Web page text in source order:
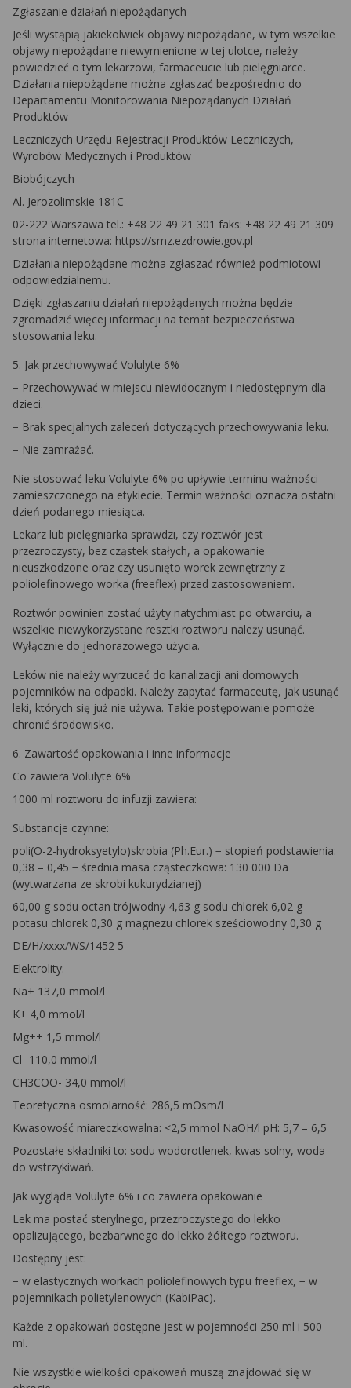
Zgłaszanie działań niepożądanych
Jeśli wystąpią jakiekolwiek objawy niepożądane, w tym wszelkie
objawy niepożądane niewymienione w tej ulotce, należy
powiedzieć o tym lekarzowi, farmaceucie lub pielęgniarce.
Działania niepożądane można zgłaszać bezpośrednio do
Departamentu Monitorowania Niepożądanych Działań
Produktów
Leczniczych Urzędu Rejestracji Produktów Leczniczych,
Wyrobów Medycznych i Produktów
Biobójczych
Al. Jerozolimskie 181C
02-222 Warszawa tel.: +48 22 49 21 301 faks: +48 22 49 21 309
strona internetowa: https://smz.ezdrowie.gov.pl
Działania niepożądane można zgłaszać również podmiotowi
odpowiedzialnemu.
Dzięki zgłaszaniu działań niepożądanych można będzie
zgromadzić więcej informacji na temat bezpieczeństwa
stosowania leku.
5. Jak przechowywać Volulyte 6%
− Przechowywać w miejscu niewidocznym i niedostępnym dla
dzieci.
− Brak specjalnych zaleceń dotyczących przechowywania leku.
− Nie zamrażać.
Nie stosować leku Volulyte 6% po upływie terminu ważności
zamieszczonego na etykiecie. Termin ważności oznacza ostatni
dzień podanego miesiąca.
Lekarz lub pielęgniarka sprawdzi, czy roztwór jest
przezroczysty, bez cząstek stałych, a opakowanie
nieuszkodzone oraz czy usunięto worek zewnętrzny z
poliolefinowego worka (freeflex) przed zastosowaniem.
Roztwór powinien zostać użyty natychmiast po otwarciu, a
wszelkie niewykorzystane resztki roztworu należy usunąć.
Wyłącznie do jednorazowego użycia.
Leków nie należy wyrzucać do kanalizacji ani domowych
pojemników na odpadki. Należy zapytać farmaceutę, jak usunąć
leki, których się już nie używa. Takie postępowanie pomoże
chronić środowisko.
6. Zawartość opakowania i inne informacje
Co zawiera Volulyte 6%
1000 ml roztworu do infuzji zawiera:
Substancje czynne:
poli(O-2-hydroksyetylo)skrobia (Ph.Eur.) − stopień podstawienia:
0,38 – 0,45 − średnia masa cząsteczkowa: 130 000 Da
(wytwarzana ze skrobi kukurydzianej)
60,00 g sodu octan trójwodny 4,63 g sodu chlorek 6,02 g
potasu chlorek 0,30 g magnezu chlorek sześciowodny 0,30 g
DE/H/xxxx/WS/1452 5
Elektrolity:
Na+ 137,0 mmol/l
K+ 4,0 mmol/l
Mg++ 1,5 mmol/l
Cl- 110,0 mmol/l
CH3COO- 34,0 mmol/l
Teoretyczna osmolarność: 286,5 mOsm/l
Kwasowość miareczkowalna: <2,5 mmol NaOH/l pH: 5,7 – 6,5
Pozostałe składniki to: sodu wodorotlenek, kwas solny, woda
do wstrzykiwań.
Jak wygląda Volulyte 6% i co zawiera opakowanie
Lek ma postać sterylnego, przezroczystego do lekko
opalizującego, bezbarwnego do lekko żółtego roztworu.
Dostępny jest:
− w elastycznych workach poliolefinowych typu freeflex, − w
pojemnikach polietylenowych (KabiPac).
Każde z opakowań dostępne jest w pojemności 250 ml i 500
ml.
Nie wszystkie wielkości opakowań muszą znajdować się w